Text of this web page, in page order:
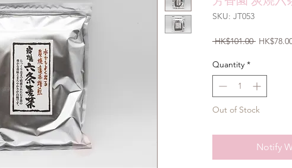
SKU: JT053
HK$101.00 Regular
Quantity *
Out of Stock
Notify